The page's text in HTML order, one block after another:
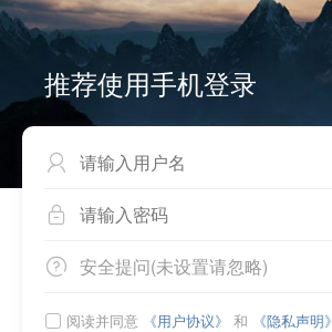
推荐使用手机登录


 安全提问(未设置请忽略)
 阅读并同意 《用户协议》 和 《隐私声明》